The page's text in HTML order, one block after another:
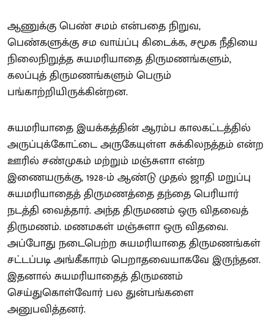
ஆணுக்கு பெண் சமம் என்பதை நிறுவ,
பெண்களுக்கு சம வாய்ப்பு கிடைக்க, சமூக நீதியை
நிலைநிறுத்த சுயமரியாதை திருமணங்களும்,
கலப்புத் திருமணங்களும் பெரும்
பங்காற்றியிருக்கின்றன.
சுயமரியாதை இயக்கத்தின் ஆரம்ப காலகட்டத்தில்
அருப்புக்கோட்டை அருகேயுள்ள சுக்கிலநத்தம் என்ற
ஊரில் சண்முகம் மற்றும் மஞ்சுளா என்ற
இணையருக்கு, 1928-ம் ஆண்டு முதல் ஜாதி மறுப்பு
சுயமரியாதைத் திருமணத்தை தந்தை பெரியார்
நடத்தி வைத்தார். அந்த திருமணம் ஒரு விதவைத்
திருமணம். மணமகள் மஞ்சுளா ஒரு விதவை.
அப்போது நடைபெற்ற சுயமரியாதை திருமணங்கள்
சட்டப்படி அங்கீகாரம் பெறாதவையாகவே இருந்தன.
இதனால் சுயமரியாதைத் திருமணம்
செய்துகொள்வோர் பல துன்பங்களை
அனுபவித்தனர்.